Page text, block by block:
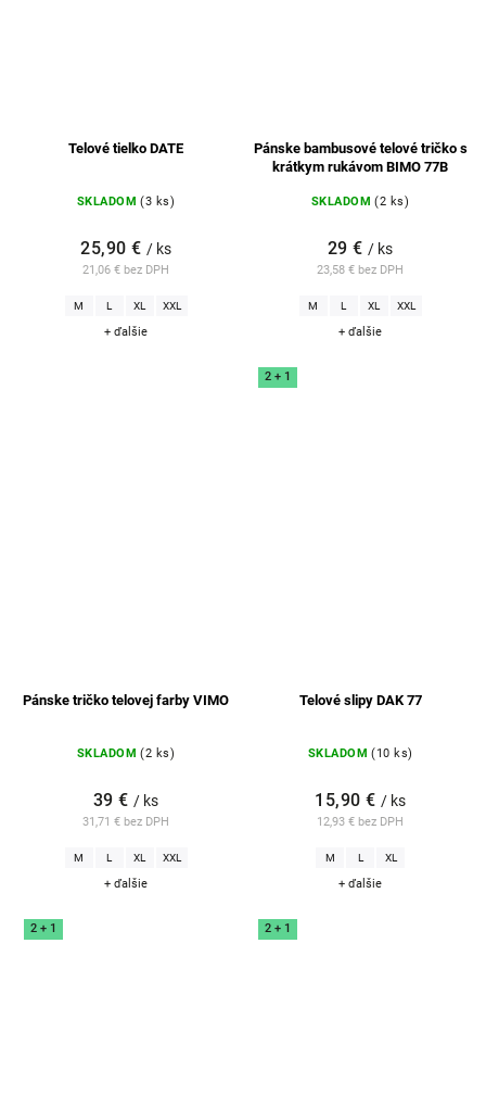
Telové tielko DATE
SKLADOM (3 ks)
21,06 € bez DPH
25,90 € / ks
M L XL XXL
+ ďalšie
Pánske bambusové telové tričko s
krátkym rukávom BIMO 77B
SKLADOM (2 ks)
23,58 € bez DPH
29 € / ks
M L XL XXL
+ ďalšie
Pánske tričko telovej farby VIMO
SKLADOM (2 ks)
31,71 € bez DPH
39 €/ ks
M L XL XXL
+ ďalšie
2 + 1
Telové slipy DAK 77
SKLADOM (10 ks)
12,93 € bez DPH
15,90 € / ks
M L XL
+ ďalšie
2 + 1 2 + 1